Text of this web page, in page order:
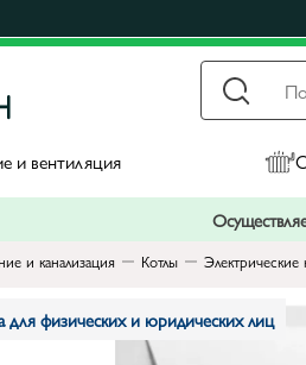
и вентиляция
и канализация Котлы Электрические
для физических и юридических лиц